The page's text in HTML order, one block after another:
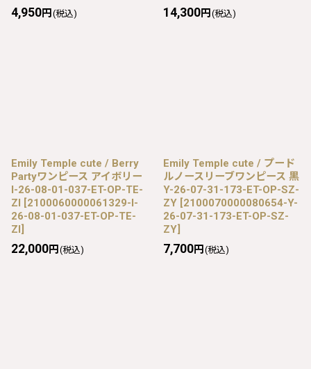
4,950円 (税込) 14,300円 (税込)
Emily Temple cute / Berry
Partyワンピース アイボリー
I-26-08-01-037-ET-OP-TE-
ZI [2100060000061329-I-
26-08-01-037-ET-OP-TE-
ZI]
22,000円 (税込)
Emily Temple cute / プード
ルノースリーブワンピース 黒
Y-26-07-31-173-ET-OP-SZ-
ZY [2100070000080654-Y-
26-07-31-173-ET-OP-SZ-
ZY]
7,700円 (税込)